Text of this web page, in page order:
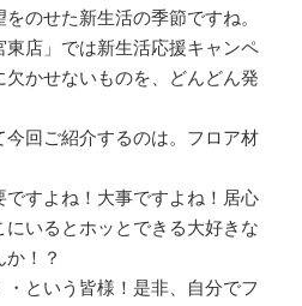
のせた新生活の季節ですね。
店」では新生活応援キャンペ
かせないものを、どんどん発
回ご紹介するのは。フロア材
ですよね！大事ですよね！居心
いるとホッとできる大好きな
！？
という皆様！是非、自分でフ